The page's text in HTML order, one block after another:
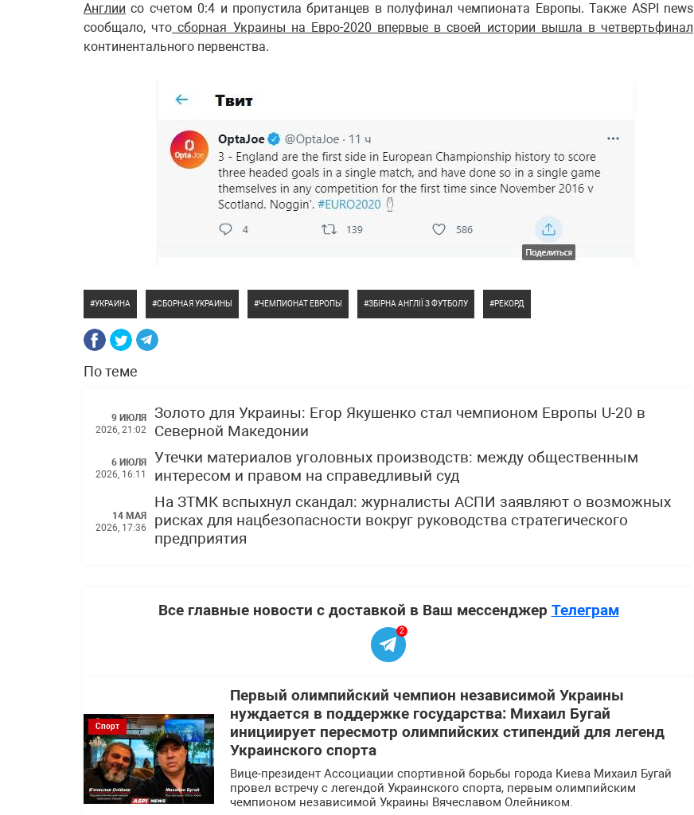
Англии со счетом 0:4 и пропустила британцев в полуфинал чемпионата Европы. Также ASPI news
сообщало, что сборная Украины на Евро-2020 впервые в своей истории вышла в четвертьфинал
континентального первенства.
УКРАИНА СБОРНАЯ УКРАИНЫ ЧЕМПИОНАТ ЕВРОПЫ ЗБІРНА АНГЛІЇ З ФУТБОЛУ РЕКОРД
По теме
9 ИЮЛЯ
2026, 21:02
Золото для Украины: Егор Якушенко стал чемпионом Европы U-20 в
Северной Македонии
6 ИЮЛЯ
2026, 16:11
Утечки материалов уголовных производств: между общественным
интересом и правом на справедливый суд
14 МАЯ
2026, 17:36
На ЗТМК вспыхнул скандал: журналисты АСПИ заявляют о возможных
рисках для нацбезопасности вокруг руководства стратегического
предприятия
Все главные новости с доставкой в Ваш мессенджер Телеграм
2
Спорт
Первый олимпийский чемпион независимой Украины
нуждается в поддержке государства: Михаил Бугай
инициирует пересмотр олимпийских стипендий для легенд
Украинского спорта
Вице-президент Ассоциации спортивной борьбы города Киева Михаил Бугай
провел встречу с легендой Украинского спорта, первым олимпийским
чемпионом независимой Украины Вячеславом Олейником.